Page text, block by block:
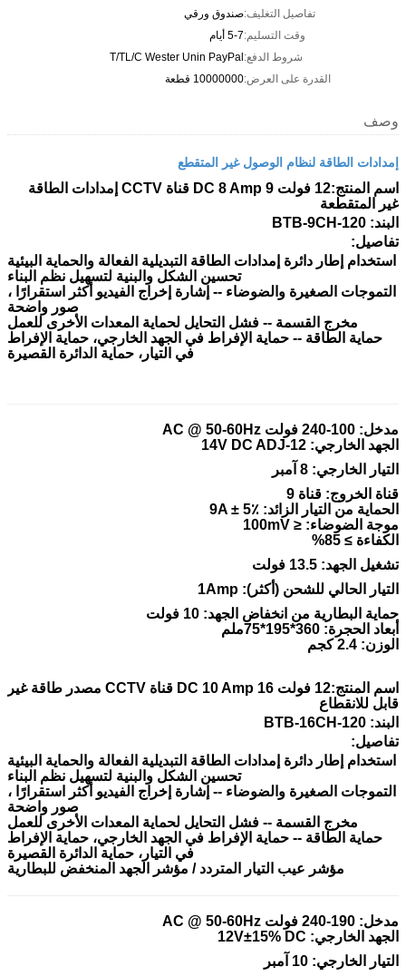
تفاصيل التغليف:صندوق ورقي
وقت التسليم:5-7 أيام
شروط الدفع:T/TL/C Wester Unin PayPal
القدرة على العرض:10000000 قطعة
وصف
إمدادات الطاقة لنظام الوصول غير المتقطع
اسم المنتج:
12 فولت DC 8 Amp 9 قناة CCTV إمدادات الطاقة
غير المتقطعة
البند: BTB-9CH-120
تفاصيل:
استخدام إطار دائرة إمدادات الطاقة التبديلية الفعالة والحماية البيئية
تحسين الشكل والبنية لتسهيل نظم البناء
التموجات الصغيرة والضوضاء -- إشارة إخراج الفيديو أكثر استقرارًا ،
صور واضحة
مخرج القسمة -- فشل التحايل لحماية المعدات الأخرى للعمل
حماية الطاقة -- حماية الإفراط في الجهد الخارجي، حماية الإفراط
في التيار، حماية الدائرة القصيرة
مدخل: 100-240 فولت AC @ 50-60Hz
الجهد الخارجي: 12-14V DC ADJ
التيار الخارجي: 8 آمبر
قناة الخروج: قناة 9
الحماية من التيار الزائد: 9A ± 5٪
موجة الضوضاء: ≤ 100mV
الكفاءة ≥ 85%
تشغيل الجهد: 13.5 فولت
التيار الحالي للشحن (أكثر): 1Amp
حماية البطارية من انخفاض الجهد: 10 فولت
أبعاد الحجرة: 360*195*75ملم
الوزن: 2.4 كجم
اسم المنتج:
12 فولت DC 10 Amp 16 قناة CCTV مصدر طاقة غير
قابل للانقطاع
البند: BTB-16CH-120
تفاصيل:
استخدام إطار دائرة إمدادات الطاقة التبديلية الفعالة والحماية البيئية
تحسين الشكل والبنية لتسهيل نظم البناء
التموجات الصغيرة والضوضاء -- إشارة إخراج الفيديو أكثر استقرارًا ،
صور واضحة
مخرج القسمة -- فشل التحايل لحماية المعدات الأخرى للعمل
حماية الطاقة -- حماية الإفراط في الجهد الخارجي، حماية الإفراط
في التيار، حماية الدائرة القصيرة
مؤشر عيب التيار المتردد / مؤشر الجهد المنخفض للبطارية
مدخل: 190-240 فولت AC @ 50-60Hz
الجهد الخارجي: 12V±15% DC
التيار الخارجي: 10 آمبر